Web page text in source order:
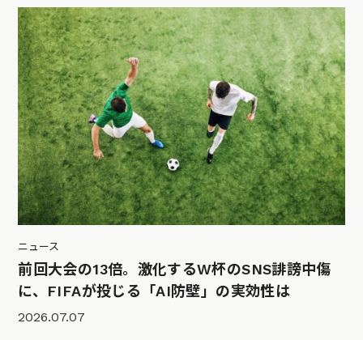
ニュース
前回大会の13倍。激化するW杯のSNS誹謗中傷
に、FIFAが投じる「AI防壁」の実効性は
2026.07.07